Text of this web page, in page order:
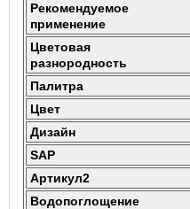
Рекомендуемое
применение
Цветовая
разнородность
Палитра
Цвет
Дизайн
SAP
Артикул2
Водопоглощение